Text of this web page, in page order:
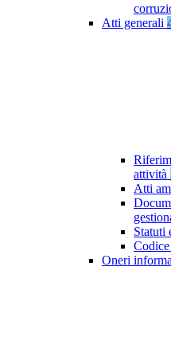
Atti generali
attività
Atti
Statuti
Oneri